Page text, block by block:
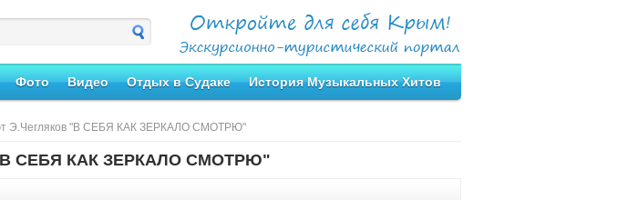
Фото Видео Отдых в Судаке История Музыкальных Хитов
Э.Чегляков "В СЕБЯ КАК ЗЕРКАЛО СМОТРЮ"
"В СЕБЯ КАК ЗЕРКАЛО СМОТРЮ"